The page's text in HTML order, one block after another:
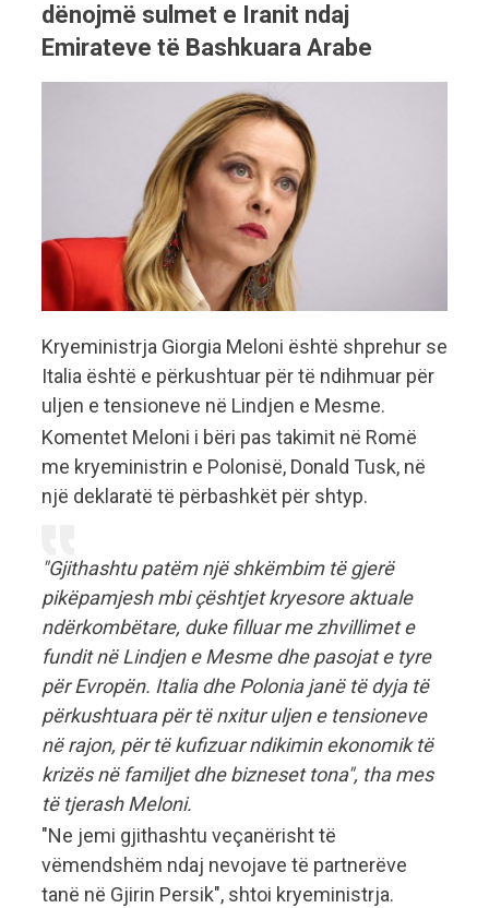
dënojmë sulmet e Iranit ndaj
Emirateve të Bashkuara Arabe
Kryeministrja Giorgia Meloni është shprehur se
Italia është e përkushtuar për të ndihmuar për
uljen e tensioneve në Lindjen e Mesme.
Komentet Meloni i bëri pas takimit në Romë
me kryeministrin e Polonisë, Donald Tusk, në
një deklaratë të përbashkët për shtyp.
"Gjithashtu patëm një shkëmbim të gjerë
pikëpamjesh mbi çështjet kryesore aktuale
ndërkombëtare, duke filluar me zhvillimet e
fundit në Lindjen e Mesme dhe pasojat e tyre
për Evropën. Italia dhe Polonia janë të dyja të
përkushtuara për të nxitur uljen e tensioneve
në rajon, për të kufizuar ndikimin ekonomik të
krizës në familjet dhe bizneset tona", tha mes
të tjerash Meloni.
"Ne jemi gjithashtu veçanërisht të
vëmendshëm ndaj nevojave të partnerëve
tanë në Gjirin Persik", shtoi kryeministrja.